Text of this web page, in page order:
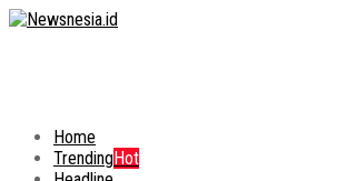
Home
TrendingHot